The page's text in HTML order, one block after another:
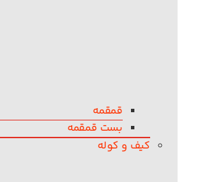
قمقمه
بست قمقمه
کیف و کوله